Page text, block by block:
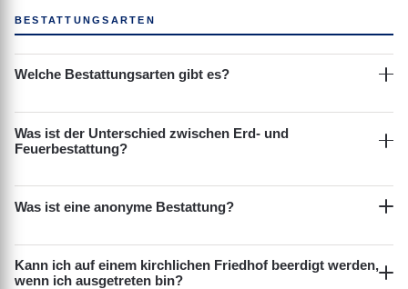
BESTATTUNGSARTEN
Welche Bestattungsarten gibt es?
Was ist der Unterschied zwischen Erd- und
Feuerbestattung?
Was ist eine anonyme Bestattung?
Kann ich auf einem kirchlichen Friedhof beerdigt werden,
wenn ich ausgetreten bin?